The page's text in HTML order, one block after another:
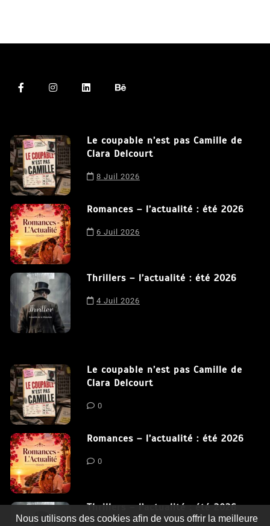
Le coupable n’est pas Camille de
Clara Delcourt
8 Juil 2026
Romances – l’actualité : été 2026
6 Juil 2026
Thrillers – l’actualité : été 2026
4 Juil 2026
Le coupable n’est pas Camille de
Clara Delcourt
0
Romances – l’actualité : été 2026
0
Thrillers – l’actualité : été 2026
Nous utilisons des cookies afin de vous offrir la meilleure